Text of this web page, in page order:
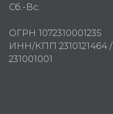
Сб.-Вс.
ОГРН 1072310001235
ИНН/КПП 2310121464 /
231001001